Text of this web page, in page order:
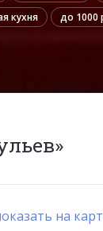
кухня
до 1000
на